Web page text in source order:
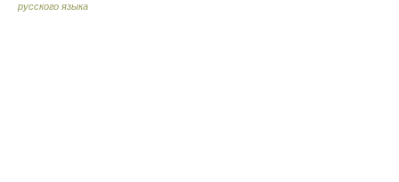
русского языка